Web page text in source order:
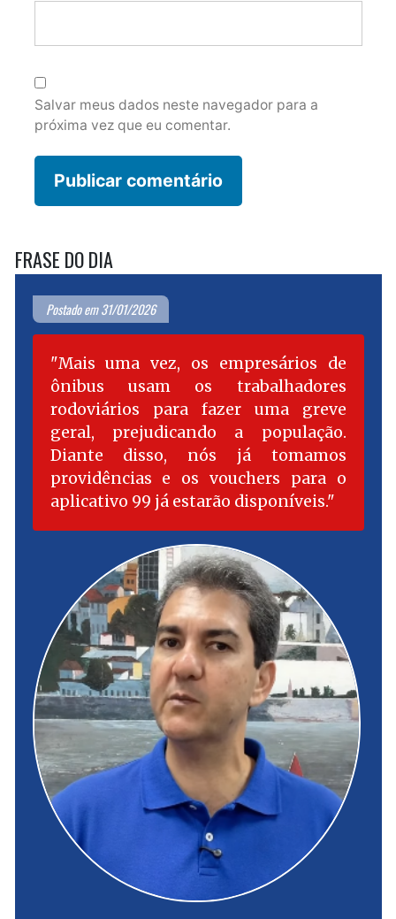
Salvar meus dados neste navegador para a
próxima vez que eu comentar.
FRASE DO DIA
Postado em 31/01/2026
Mais uma vez, os empresários de
ônibus usam os trabalhadores
rodoviários para fazer uma greve
geral, prejudicando a população.
Diante disso, nós já tomamos
providências e os vouchers para o
aplicativo 99 já estarão disponíveis.